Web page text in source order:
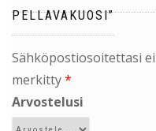
PELLAVAKUOSI”
Sähköpostiosoitettasi
merkitty*
Arvostelusi